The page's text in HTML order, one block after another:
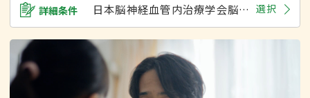
詳細条件 日本脳神経血管内治療学会脳血管内治療専門医 選択